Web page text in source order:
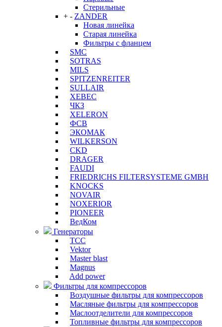
Стерильные
+ - ZANDER
Новая линейка
Старая линейка
Фильтры с фланцем
SMC
SOTRAS
MILS
SPITZENREITER
SULLAIR
XEBEC
ЧКЗ
XELERON
ФСВ
ЭКОМАК
WILKERSON
CKD
DRAGER
FAUDI
FRIEDRICHS FILTERSYSTEME GMBH
KNOCKS
NOVAIR
NOXERIOR
PIONEER
ВедКом
Генераторы
ТСС
Vektor
Master blast
Magnus
Add power
Фильтры для компрессоров
Воздушные фильтры для компрессоров
Масляные фильтры для компрессоров
Маслоотделители для компрессоров
Топливные фильтры для компрессоров